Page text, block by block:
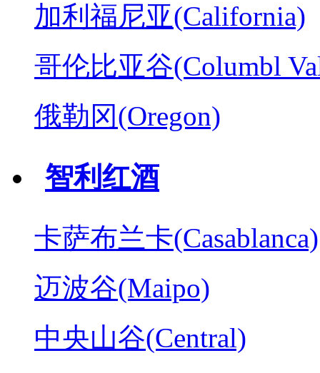
加利福尼亚(California)
哥伦比亚谷(Columbl
俄勒冈(Oregon)
智利红酒
卡萨布兰卡(Casablanca)
迈波谷(Maipo)
中央山谷(Central)